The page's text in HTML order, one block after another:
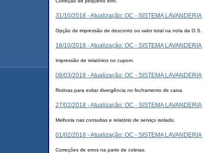
31/10/2018 - Atualização: OC - SISTEMA LAVANDERIA
Opção de impressão de desconto ou valor total na nota da O.S.
18/10/2018 - Atualização: OC - SISTEMA LAVANDERIA
Impressão de relatórios no cupom.
08/03/2018 - Atualização: OC - SISTEMA LAVANDERIA
Rotinas para evitar divergência no fechamento de caixa
27/02/2018 - Atualização: OC - SISTEMA LAVANDERIA
Melhoria nas consultas e relatório de serviço isolado.
01/02/2018 - Atualização: OC - SISTEMA LAVANDERIA
Correções de erros na parte de coletas.